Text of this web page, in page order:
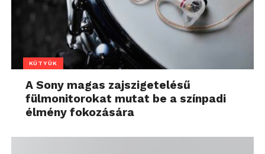
KÜTYÜK
A Sony magas zajszigetelésű
fülmonitorokat mutat be a színpadi
élmény fokozására